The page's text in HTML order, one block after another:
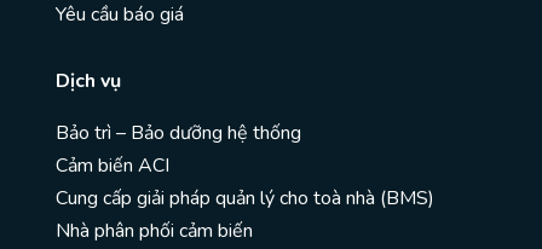
Yêu cầu báo giá
Dịch vụ
Bảo trì – Bảo dưỡng hệ thống
Cảm biến ACI
Cung cấp giải pháp quản lý cho toà nhà (BMS)
Nhà phân phối cảm biến